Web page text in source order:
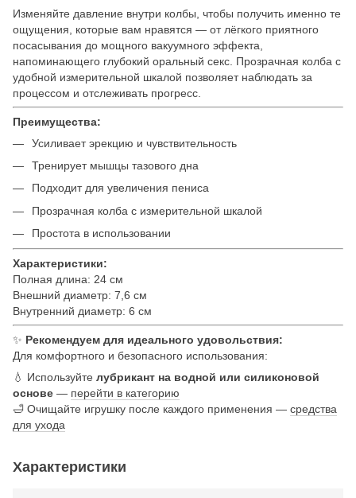
Изменяйте давление внутри колбы, чтобы получить именно те
ощущения, которые вам нравятся — от лёгкого приятного
посасывания до мощного вакуумного эффекта,
напоминающего глубокий оральный секс. Прозрачная колба с
удобной измерительной шкалой позволяет наблюдать за
процессом и отслеживать прогресс.
Преимущества:
Усиливает эрекцию и чувствительность
Тренирует мышцы тазового дна
Подходит для увеличения пениса
Прозрачная колба с измерительной шкалой
Простота в использовании
Характеристики:
Полная длина: 24 см
Внешний диаметр: 7,6 см
Внутренний диаметр: 6 см
✨ Рекомендуем для идеального удовольствия:
Для комфортного и безопасного использования:
💧 Используйте лубрикант на водной или силиконовой
основе — перейти в категорию
🛁 Очищайте игрушку после каждого применения — средства
для ухода
Характеристики